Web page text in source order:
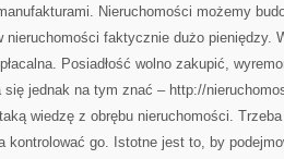
Nieruchomości możemy
nieruchomości faktycznie dużo pieniędzy.
Posiadłość wolno zakupić,
jednak na tym znać – http://
wiedzę z obrębu nieruchomości.
kontrolować go. Istotne jest to, by